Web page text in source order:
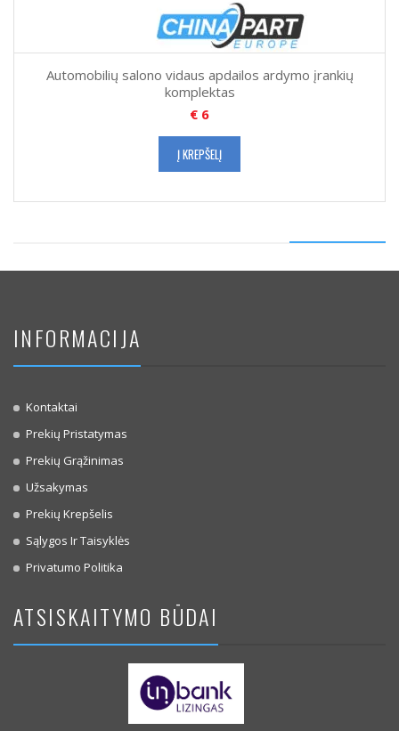
Automobilių salono vidaus apdailos ardymo įrankių
komplektas
€ 6
Į KREPŠELĮ
INFORMACIJA
Kontaktai
Prekių Pristatymas
Prekių Grąžinimas
Užsakymas
Prekių Krepšelis
Sąlygos Ir Taisyklės
Privatumo Politika
ATSISKAITYMO BŪDAI